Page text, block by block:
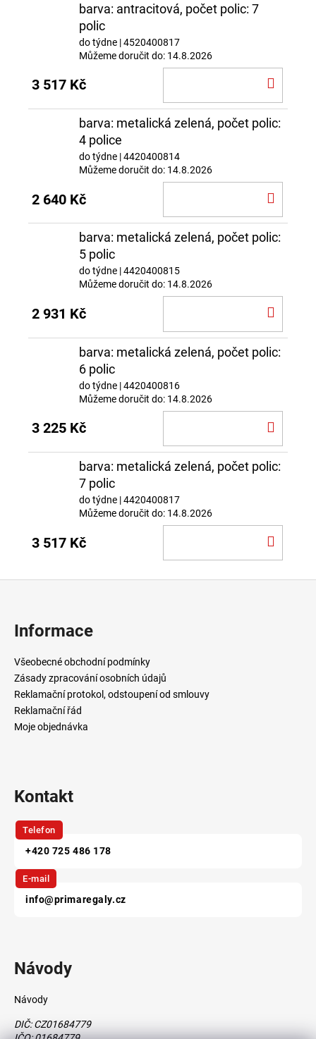
barva: antracitová, počet polic: 7
polic
do týdne | 4520400817
Můžeme doručit do: 14.8.2026
3 517 Kč
barva: metalická zelená, počet polic:
4 police
do týdne | 4420400814
Můžeme doručit do: 14.8.2026
2 640 Kč
barva: metalická zelená, počet polic:
5 polic
do týdne | 4420400815
Můžeme doručit do: 14.8.2026
2 931 Kč
barva: metalická zelená, počet polic:
6 polic
do týdne | 4420400816
Můžeme doručit do: 14.8.2026
3 225 Kč
barva: metalická zelená, počet polic:
7 polic
do týdne | 4420400817
Můžeme doručit do: 14.8.2026
3 517 Kč
Informace
Všeobecné obchodní podmínky
Zásady zpracování osobních údajů
Reklamační protokol, odstoupení od smlouvy
Reklamační řád
Moje objednávka
Kontakt
Telefon
+420 725 486 178
E-mail
info@primaregaly.cz
Návody
Návody
DIČ: CZ01684779